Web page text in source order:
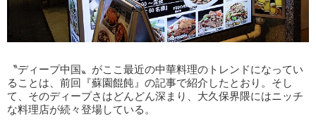
〝ディープ中国〟がここ最近の中華料理のトレンドになってい
ることは、前回『蘇園餛飩』の記事で紹介したとおり。そし
て、そのディープさはどんどん深まり、大久保界隈にはニッチ
な料理店が続々登場している。